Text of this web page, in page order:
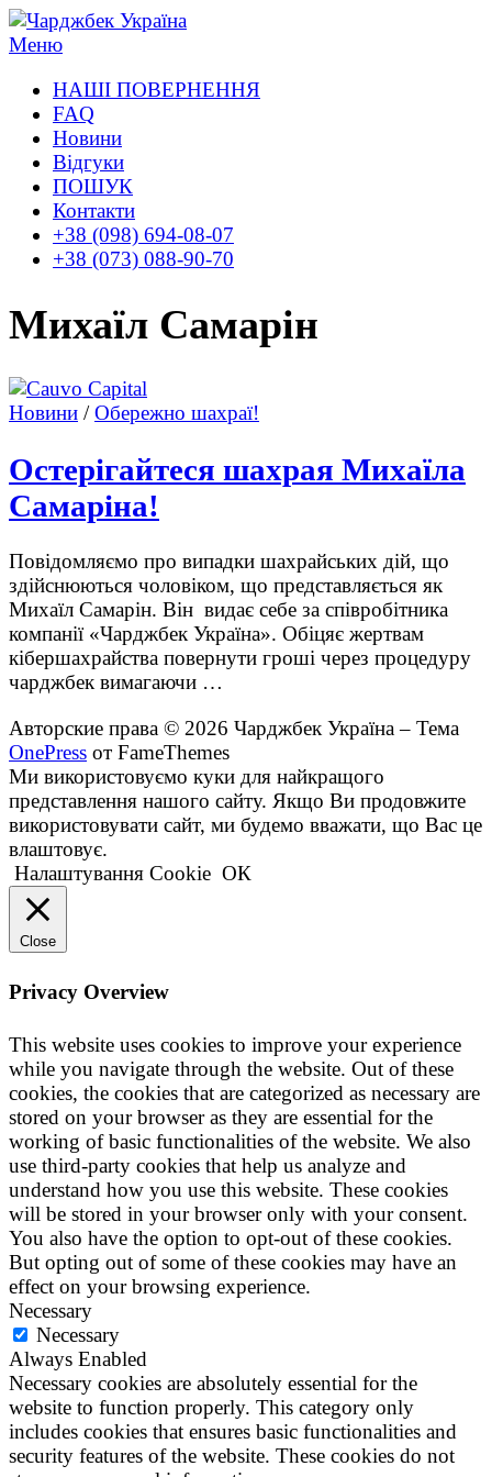
Перейти
к
Меню
НАШІ ПОВЕРНЕННЯ
FAQ
Новини
Відгуки
ПОШУК
Контакти
+38 (098) 694-08-07
+38 (073) 088-90-70
Михаїл Самарін
Новини /Обережно шахраї!
Остерігайтеся шахрая Михаїла
Самаріна!
Повідомляємо про випадки шахрайських дій, що
здійснюються чоловіком, що представляється як
Михаїл Самарін. Він видає себе за співробітника
компанії «Чарджбек Україна». Обіцяє жертвам
кібершахрайства повернути гроші через процедуру
чарджбек вимагаючи …
Авторские права © 2026 Чарджбек Україна– Тема
OnePress от FameThemes
Ми використовуємо куки для найкращого
представлення нашого сайту. Якщо Ви продовжите
використовувати сайт, ми будемо вважати, що Вас це
влаштовує.
Налаштування Cookie ОК
Close
Privacy Overview
This website uses cookies to improve your experience
while you navigate through the website. Out of these
cookies, the cookies that are categorized as necessary are
stored on your browser as they are essential for the
working of basic functionalities of the website. We also
use third-party cookies that help us analyze and
understand how you use this website. These cookies
will be stored in your browser only with your consent.
You also have the option to opt-out of these cookies.
But opting out of some of these cookies may have an
effect on your browsing experience.
Necessary
Necessary
Always Enabled
Necessary cookies are absolutely essential for the
website to function properly. This category only
includes cookies that ensures basic functionalities and
security features of the website. These cookies do not